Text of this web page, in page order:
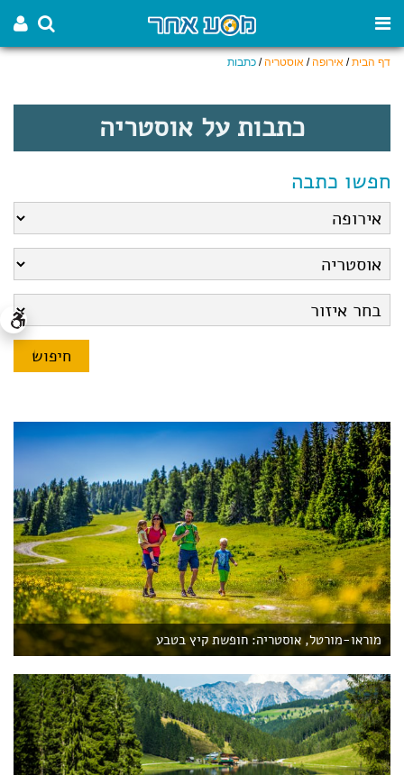
דף הבית/ אירופה/ אוסטריה/ כתבות
כתבות על אוסטריה
חפשו כתבה
מוראו-מורטל, אוסטריה: חופשת קיץ בטבע